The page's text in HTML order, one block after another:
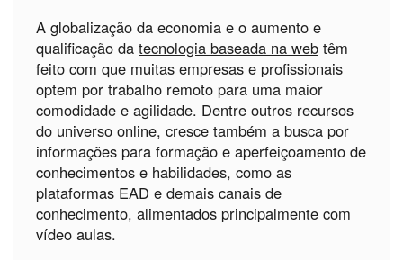
A globalização da economia e o aumento e
qualificação da tecnologia baseada na web têm
feito com que muitas empresas e profissionais
optem por trabalho remoto para uma maior
comodidade e agilidade. Dentre outros recursos
do universo online, cresce também a busca por
informações para formação e aperfeiçoamento de
conhecimentos e habilidades, como as
plataformas EAD e demais canais de
conhecimento, alimentados principalmente com
vídeo aulas.